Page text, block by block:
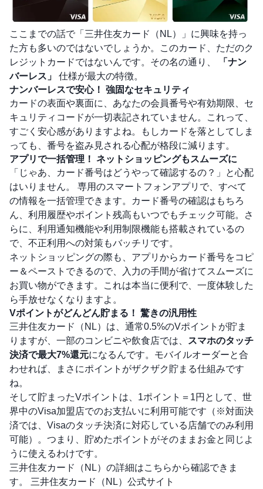
ここまでの話で「三井住友カード（NL）」に興味を持っ
た方も多いのではないでしょうか。このカード、ただのク
レジットカードではないんです。その名の通り、
「ナン
バーレス」
仕様が最大の特徴。
ナンバーレスで安心！ 強固なセキュリティ
カードの表面や裏面に、あなたの会員番号や有効期限、セ
キュリティコードが一切表記されていません。これって、
すごく安心感がありますよね。もしカードを落としてしま
っても、番号を盗み見される心配が格段に減ります。
アプリで一括管理！ ネットショッピングもスムーズに
「じゃあ、カード番号はどうやって確認するの？」と心配
はいりません。 専用のスマートフォンアプリで、すべて
の情報を一括管理できます。カード番号の確認はもちろ
ん、利用履歴やポイント残高もいつでもチェック可能。さ
らに、利用通知機能や利用制限機能も搭載されているの
で、不正利用への対策もバッチリです。
ネットショッピングの際も、アプリからカード番号をコピ
ー＆ペーストできるので、入力の手間が省けてスムーズに
お買い物ができます。これは本当に便利で、一度体験した
ら手放せなくなりますよ。
Vポイントがどんどん貯まる！ 驚きの汎用性
三井住友カード（NL）は、通常0.5%のVポイントが貯ま
りますが、一部のコンビニや飲食店では、
スマホのタッチ
決済で最大7%還元になるんです。モバイルオーダーと合
わせれば、まさにポイントがザクザク貯まる仕組みです
ね。
そして貯まったVポイントは、1ポイント＝1円として、世
界中のVisa加盟店でのお支払いに利用可能です（※対面決
済では、Visaのタッチ決済に対応している店舗でのみ利用
可能）。つまり、貯めたポイントがそのままお金と同じよ
うに使えるわけです。
三井住友カード（NL）の詳細はこちらから確認できま
す。 三井住友カード（NL）公式サイト